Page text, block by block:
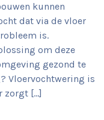
kunnen
dat via de vloer
is.
om deze
gezond te
Vloervochtwering is
zorgt […]